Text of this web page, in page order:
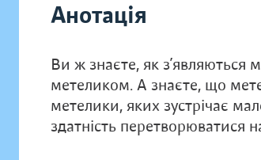
Анотація
Ви ж знаєте, як з’являються
метеликом. А знаєте, що
метелики, яких зустрічає
здатність перетворюватися